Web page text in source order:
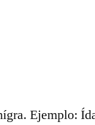
Ejemplo: